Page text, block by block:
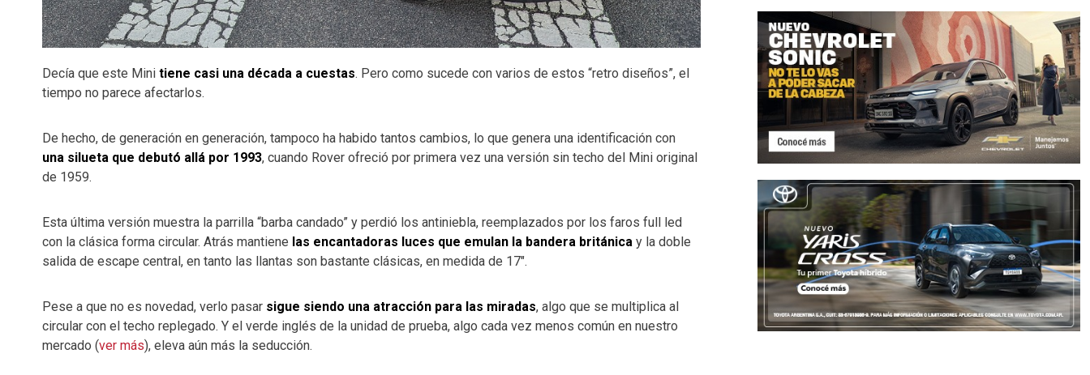
Decía que este Mini tiene casi una década a cuestas. Pero como sucede con varios de estos “retro diseños”, el
tiempo no parece afectarlos.
De hecho, de generación en generación, tampoco ha habido tantos cambios, lo que genera una identificación con
una silueta que debutó allá por 1993, cuando Rover ofreció por primera vez una versión sin techo del Mini original
de 1959.
Esta última versión muestra la parrilla “barba candado” y perdió los antiniebla, reemplazados por los faros full led
con la clásica forma circular. Atrás mantiene las encantadoras luces que emulan la bandera británica y la doble
salida de escape central, en tanto las llantas son bastante clásicas, en medida de 17″.
Pese a que no es novedad, verlo pasar sigue siendo una atracción para las miradas, algo que se multiplica al
circular con el techo replegado. Y el verde inglés de la unidad de prueba, algo cada vez menos común en nuestro
mercado (ver más), eleva aún más la seducción.